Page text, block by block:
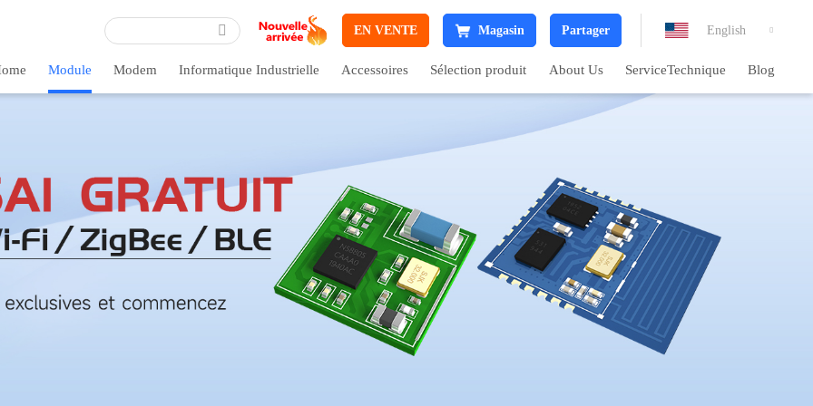
EN VENTE Magasin Partager English 
Module Modem Informatique Industrielle Accessoires Sélection produit About Us ServiceTechnique Blog